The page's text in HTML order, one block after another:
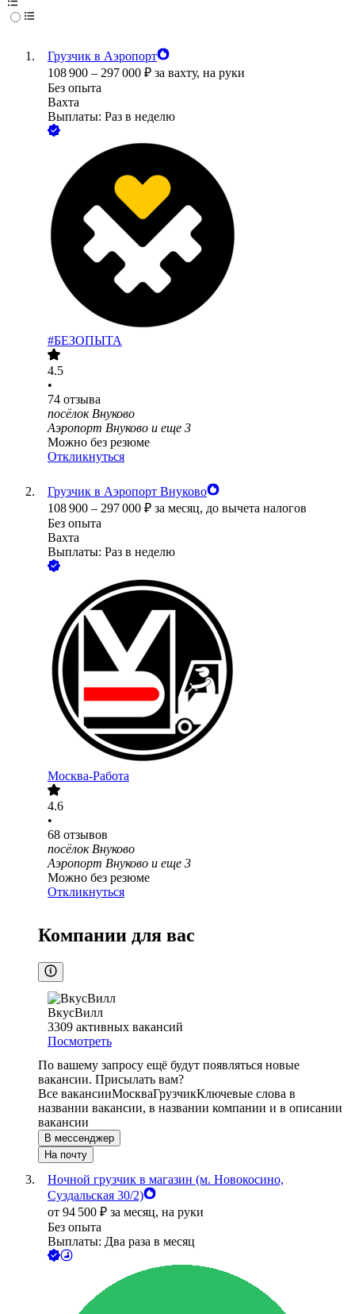
Грузчик в Аэропорт
108 900 – 297 000 ₽ за вахту, на руки
Без опыта
Вахта
Выплаты: Раз в неделю
#БЕЗОПЫТА
4.5
•
74 отзыва
посёлок Внуково
Аэропорт Внуково и еще 3
Можно без резюме
Откликнуться
Грузчик в Аэропорт Внуково
108 900 – 297 000 ₽ за месяц, до вычета налогов
Без опыта
Вахта
Выплаты: Раз в неделю
Москва-Работа
4.6
•
68 отзывов
посёлок Внуково
Аэропорт Внуково и еще 3
Можно без резюме
Откликнуться
Компании для вас
ВкусВилл
3309 активных вакансий
Посмотреть
По вашему запросу ещё будут появляться новые
вакансии. Присылать вам?
Все вакансииМоскваГрузчикКлючевые слова в
названии вакансии, в названии компании и в описании
вакансии
В мессенджер
На почту
Ночной грузчик в магазин (м. Новокосино,
Суздальская 30/2)
от 94 500 ₽ за месяц, на руки
Без опыта
Выплаты: Два раза в месяц